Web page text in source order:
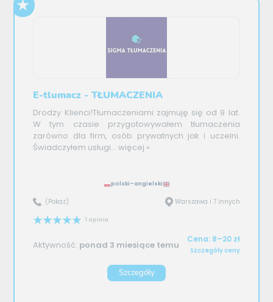
E-tlumacz - TŁUMACZENIA
Drodzy Klienci!Tłumaczeniami zajmuję się od 9 lat.
W tym czasie przygotowywałem tłumaczenia
zarówno dla firm, osób prywatnych jak i uczelni.
Świadczyłem usługi... więcej »
polski–angielski
(Pokaż) Warszawa i 7 innych
1 opinia
Aktywność: ponad 3 miesiące temu Cena: 8–20 zł
Szczegóły ceny
Szczegóły